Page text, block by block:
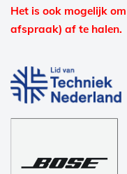
Het is ook mogelijk
afspraak) af te halen.